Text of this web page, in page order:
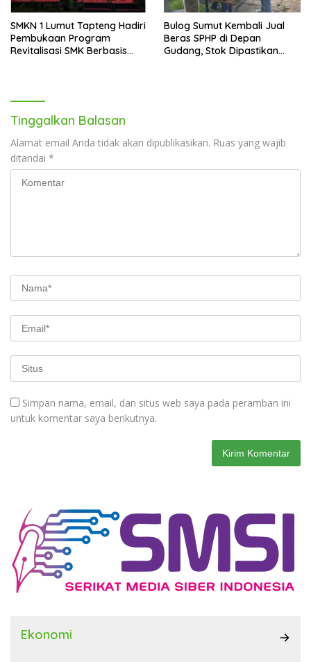
SMKN 1 Lumut Tapteng Hadiri
Pembukaan Program
Revitalisasi SMK Berbasis
Bulog Sumut Kembali Jual
Beras SPHP di Depan
Gudang, Stok Dipastikan
Tinggalkan Balasan
Alamat email Anda tidak akan dipublikasikan. Ruas yang wajib
ditandai *
Simpan nama, email, dan situs web saya pada peramban ini
untuk komentar saya berikutnya.
Ekonomi